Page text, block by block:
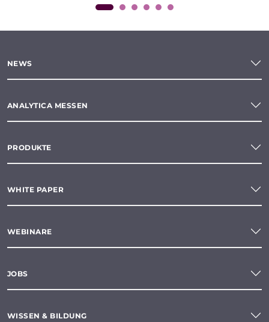
NEWS
ANALYTICA MESSEN
PRODUKTE
WHITE PAPER
WEBINARE
JOBS
WISSEN & BILDUNG